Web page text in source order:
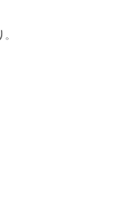
。